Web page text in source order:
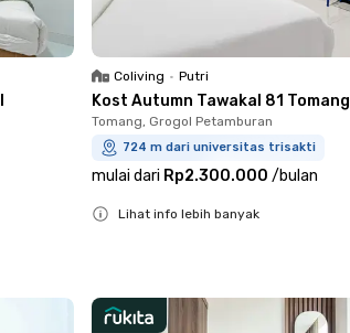
Coliving • Putri
Kost Autumn Tawakal 81 Tomang
Tomang, Grogol Petamburan
724 m dari universitas trisakti
mulai dari Rp2.300.000 /bulan
Lihat info lebih banyak